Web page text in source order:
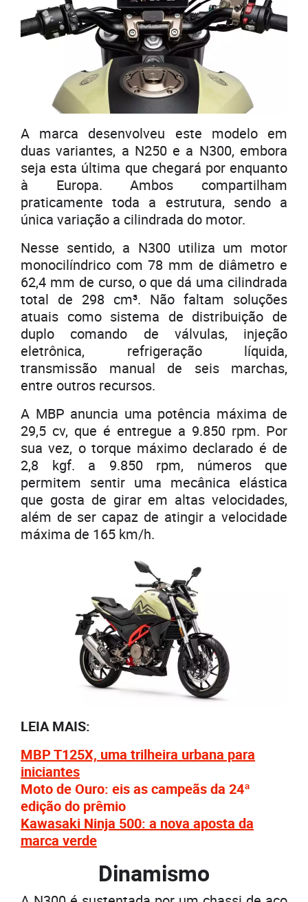
A marca desenvolveu este modelo em
duas variantes, a N250 e a N300, embora
seja esta última que chegará por enquanto
à Europa. Ambos compartilham
praticamente toda a estrutura, sendo a
única variação a cilindrada do motor.
Nesse sentido, a N300 utiliza um motor
monocilíndrico com 78 mm de diâmetro e
62,4 mm de curso, o que dá uma cilindrada
total de 298 cm³. Não faltam soluções
atuais como sistema de distribuição de
duplo comando de válvulas, injeção
eletrônica, refrigeração líquida,
transmissão manual de seis marchas,
entre outros recursos.
A MBP anuncia uma potência máxima de
29,5 cv, que é entregue a 9.850 rpm. Por
sua vez, o torque máximo declarado é de
2,8 kgf. a 9.850 rpm, números que
permitem sentir uma mecânica elástica
que gosta de girar em altas velocidades,
além de ser capaz de atingir a velocidade
máxima de 165 km/h.
LEIA MAIS:
MBP T125X, uma trilheira urbana para
iniciantes
Moto de Ouro: eis as campeãs da 24ª
edição do prêmio
Kawasaki Ninja 500: a nova aposta da
marca verde
Dinamismo